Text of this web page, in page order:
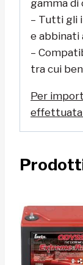
gamma di
– Tutti gli
e abbinati
–
tra cui
Per
effettuata